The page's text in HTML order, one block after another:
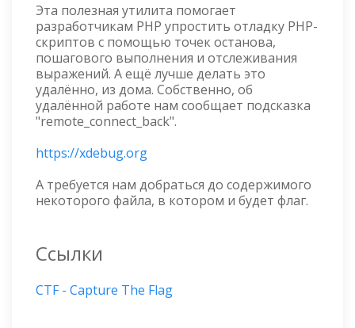
Эта полезная утилита помогает
разработчикам PHP упростить отладку PHP-
скриптов с помощью точек останова,
пошагового выполнения и отслеживания
выражений. А ещё лучше делать это
удалённо, из дома. Собственно, об
удалённой работе нам сообщает подсказка
"remote_connect_back".
https://xdebug.org
А требуется нам добраться до содержимого
некоторого файла, в котором и будет флаг.
Ссылки
CTF - Capture The Flag